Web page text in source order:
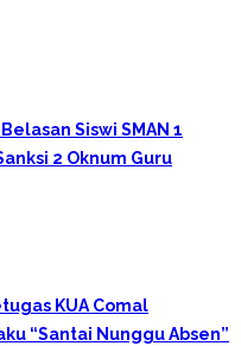
Siswi SMAN 1
2 Oknum Guru
KUA Comal
“Santai Nunggu Absen”